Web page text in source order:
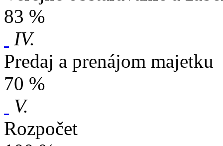
83 %
IV.
Predaj a prenájom majetku
70 %
V.
Rozpočet